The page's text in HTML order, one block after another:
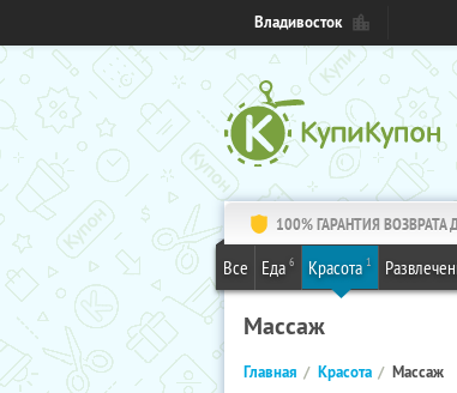
Владивосток
100% ГАРАНТИЯ ВОЗВРАТА
Все Еда 6 Красота 1
Массаж
Главная Красота Массаж